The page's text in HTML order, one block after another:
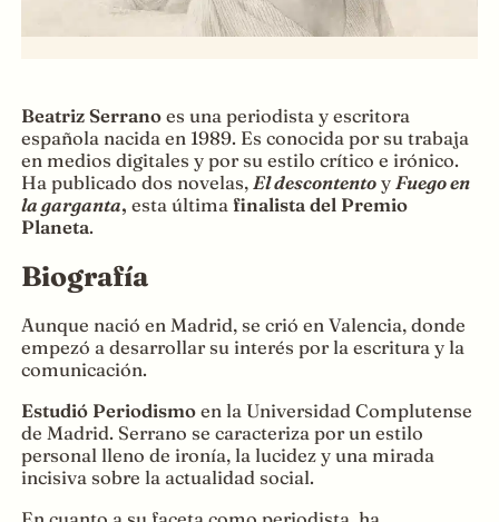
Beatriz Serranoes una periodista y escritora
española nacida en 1989. Es conocida por su trabaja
en medios digitales y por su estilo crítico e irónico.
Ha publicado dos novelas, El descontentoy Fuego en
la garganta, esta última finalista del Premio
Planeta.
Biografía
Aunque nació en Madrid, se crió en Valencia, donde
empezó a desarrollar su interés por la escritura y la
comunicación.
Estudió Periodismoen la Universidad Complutense
de Madrid. Serrano se caracteriza por un estilo
personal lleno de ironía, la lucidez y una mirada
incisiva sobre la actualidad social.